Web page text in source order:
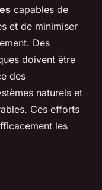
capables de
et de minimiser
Des
doivent être
des
naturels et
Ces efforts
les